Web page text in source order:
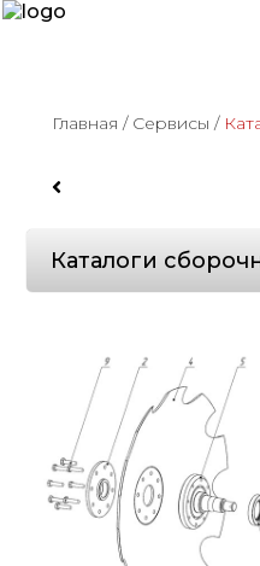
Главная / Сервисы /
Каталоги